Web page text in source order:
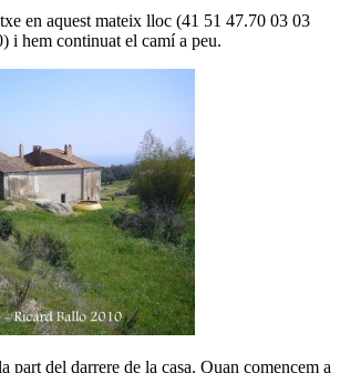
en aquest mateix lloc (41 51 47.70 03 03
i hem continuat el camí a peu.
part del darrere de la casa. Quan comencem a